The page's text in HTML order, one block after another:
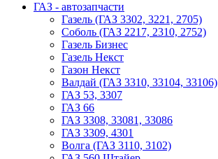
ГАЗ - автозапчасти
Газель (ГАЗ 3302, 3221, 2705)
Соболь (ГАЗ 2217, 2310, 2752)
Газель Бизнес
Газель Некст
Газон Некст
Валдай (ГАЗ 3310, 33104, 33106)
ГАЗ 53, 3307
ГАЗ 66
ГАЗ 3308, 33081, 33086
ГАЗ 3309, 4301
Волга (ГАЗ 3110, 3102)